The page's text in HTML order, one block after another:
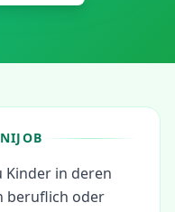
in deren
beruflich oder